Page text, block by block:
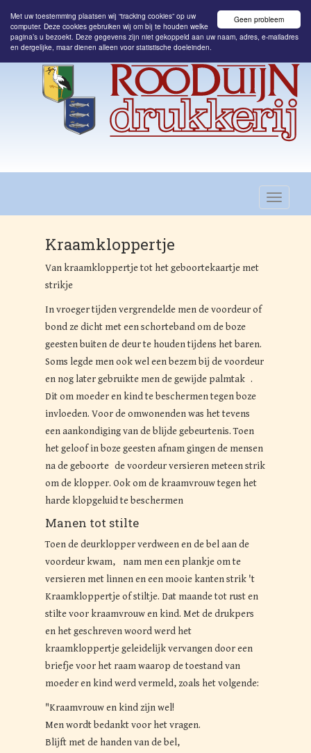
Geen probleem
Met uw toestemming plaatsen wij “tracking cookies” op uw
computer. Deze cookies gebruiken wij om bij te houden welke
pagina’s u bezoekt. Deze gegevens zijn niet gekoppeld aan uw naam, adres, e-mailadres
en dergelijke, maar dienen alleen voor statistische doeleinden.
Kraamkloppertje
Van kraamkloppertje tot het geboortekaartje met
strikje
In vroeger tijden vergrendelde men de voordeur of
bond ze dicht met een schorteband om de boze
geesten buiten de deur te houden tijdens het baren.
Soms legde men ook wel een bezem bij de voordeur
en nog later gebruikte men de gewijde palmtak .
Dit om moeder en kind te beschermen tegen boze
invloeden. Voor de omwonenden was het tevens
een aankondiging van de blijde gebeurtenis. Toen
het geloof in boze geesten afnam gingen de mensen
na de geboorte de voordeur versieren meteen strik
om de klopper. Ook om de kraamvrouw tegen het
harde klopgeluid te beschermen
Manen tot stilte
Toen de deurklopper verdween en de bel aan de
voordeur kwam, nam men een plankje om te
versieren met linnen en een mooie kanten strik 't
Kraamkloppertje of stiltje. Dat maande tot rust en
stilte voor kraamvrouw en kind. Met de drukpers
en het geschreven woord werd het
kraamkloppertje geleidelijk vervangen door een
briefje voor het raam waarop de toestand van
moeder en kind werd vermeld, zoals het volgende:
Kraamvrouw en kind zijn wel!
Men wordt bedankt voor het vragen.
Blijft met de handen van de bel,